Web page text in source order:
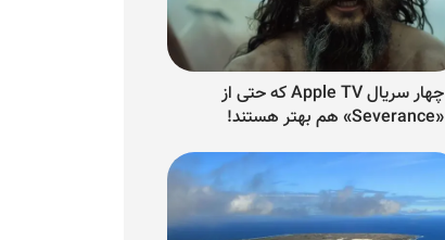
چهار سریال Apple TV که حتی از
«Severance» هم بهتر هستند!